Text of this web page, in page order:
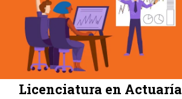
Licenciatura en Actuaría